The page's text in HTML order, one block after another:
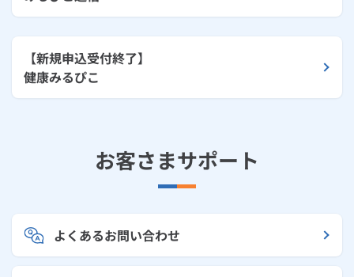
【新規申込受付終了】
健康みるぴこ
お客さまサポート
よくあるお問い合わせ